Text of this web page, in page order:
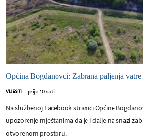
Općina Bogdanovci: Zabrana paljenja vatre
VIJESTI - prije 10 sati
Na službenoj Facebook stranici Općine
upozorenje mještanima da je i dalje na snazi
otvorenom prostoru.